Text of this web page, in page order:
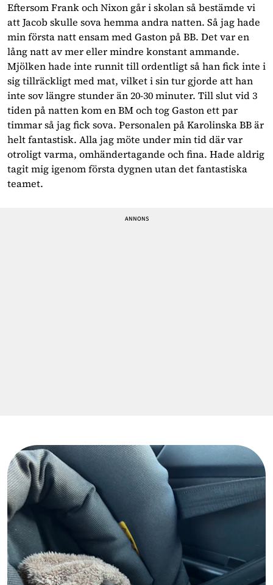
Eftersom Frank och Nixon går i skolan så bestämde vi
att Jacob skulle sova hemma andra natten. Så jag hade
min första natt ensam med Gaston på BB. Det var en
lång natt av mer eller mindre konstant ammande.
Mjölken hade inte runnit till ordentligt så han fick inte i
sig tillräckligt med mat, vilket i sin tur gjorde att han
inte sov längre stunder än 20-30 minuter. Till slut vid 3
tiden på natten kom en BM och tog Gaston ett par
timmar så jag fick sova. Personalen på Karolinska BB är
helt fantastisk. Alla jag möte under min tid där var
otroligt varma, omhändertagande och fina. Hade aldrig
tagit mig igenom första dygnen utan det fantastiska
teamet.